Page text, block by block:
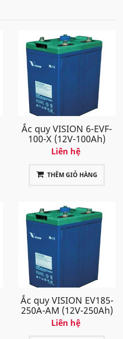
Ắc quy VISION 6-EVF-
100-X (12V-100Ah)
Liên hệ
THÊM GIỎ HÀNG
Ắc quy VISION EV185-
250A-AM (12V-250Ah)
Liên hệ